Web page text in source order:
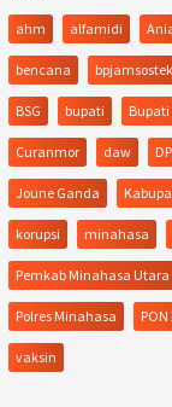
ahm alfamidi
bencana bpjamsostek
BSG bupati
Curanmor daw
Joune Ganda
korupsi minahasa
Pemkab Minahasa Utara
Polres Minahasa PON
vaksin